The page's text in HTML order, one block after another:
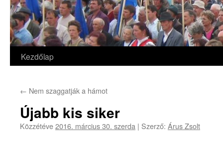
Kilépés
tartalomba
Kezdőlap
← Nem szaggatják a hámot
Újabb kis siker
Közzétéve2016. március 30. szerda | Szerző: Árus Zsolt